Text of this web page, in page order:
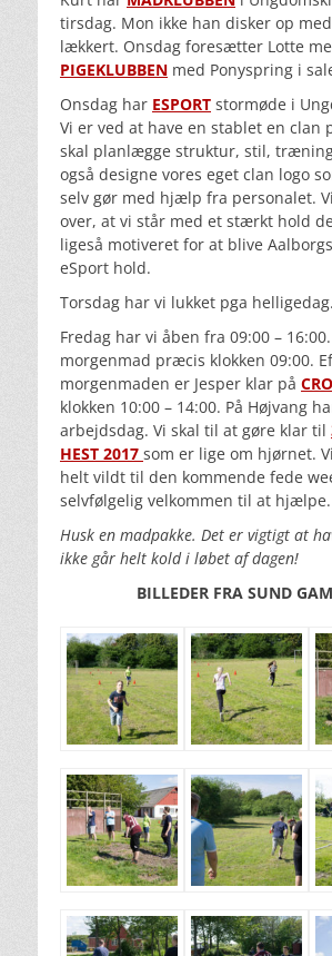
tirsdag. Mon ikke han disker op
lækkert. Onsdag foresætter Lotte
PIGEKLUBBEN med Ponyspring i
Onsdag har ESPORT stormøde i
Vi er ved at have en stablet en clan
skal planlægge struktur, stil,
også designe vores eget clan logo
selv gør med hjælp fra personalet.
over, at vi står med et stærkt hold
ligeså motiveret for at blive
eSport hold.
Torsdag har vi lukket pga helligedag.
Fredag har vi åben fra 09:00 –
morgenmad præcis klokken 09:00.
morgenmaden er Jesper klar på
klokken 10:00 – 14:00. På Højvang
arbejdsdag. Vi skal til at gøre klar til
HEST 2017 som er lige om hjørnet.
helt vildt til den kommende fede
selvfølgelig velkommen til at hjælpe.
Husk en madpakke. Det er vigtigt at
ikke går helt kold i løbet af dagen!
BILLEDER FRA SUND